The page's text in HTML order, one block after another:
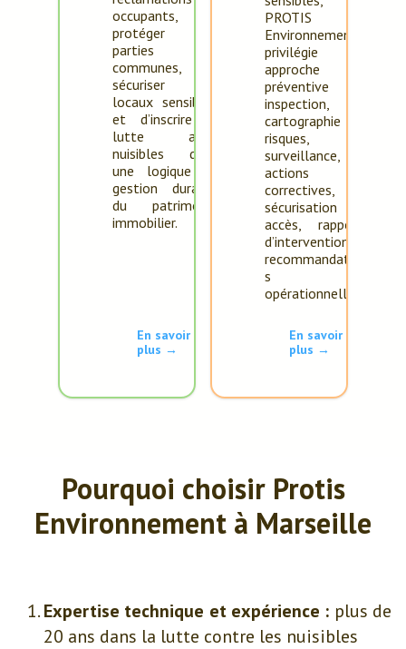
occupants, de
protéger les
parties
communes, de
sécuriser les
locaux sensibles
et d’inscrire la
lutte anti-
nuisibles dans
une logique de
gestion durable
du patrimoine
immobilier.
En savoir
plus →
PROTIS
Environnement
privilégie une
approche
préventive :
inspection,
cartographie des
risques,
surveillance,
actions
correctives,
sécurisation des
accès, rapports
d’intervention et
recommandation
s
opérationnelles.
En savoir
plus →
Pourquoi choisir Protis
Environnement à Marseille
Expertise technique et expérience : plus de
20 ans dans la lutte contre les nuisibles